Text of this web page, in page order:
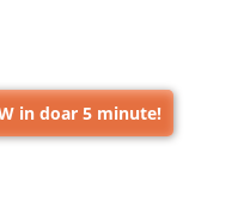
in doar 5 minute!